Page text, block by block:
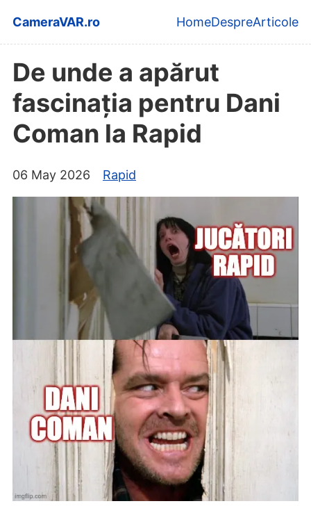
Skip to main content
CameraVAR.ro
Top level
HomeDespreArticole
De unde a apărut
fascinația pentru Dani
Coman la Rapid
06 May 2026 Rapid